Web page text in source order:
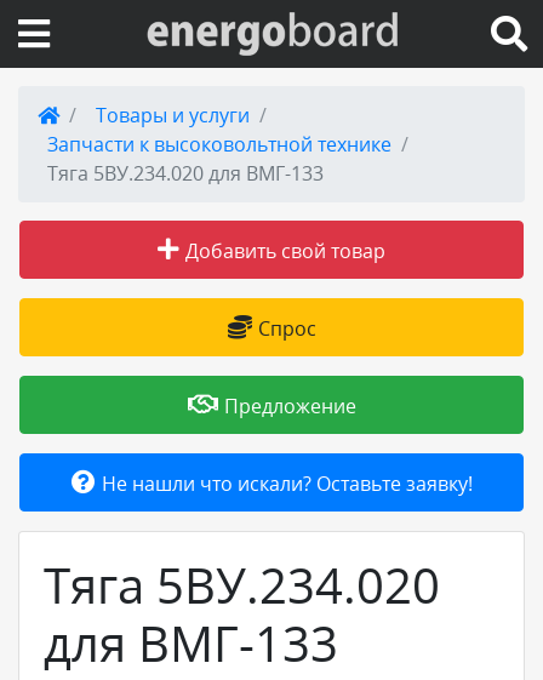
Вход на сайт
Поиск по сайту
Публикации
Справка
Товары и услуги
Добавить товар или услугу
Товары и услуги
Запчасти к высоковольтной технике
Тяга 5ВУ.234.020 для ВМГ-133
Добавить свой товар
Спрос
Предложение
Не нашли что искали? Оставьте заявку!
Тяга 5ВУ.234.020
для ВМГ-133